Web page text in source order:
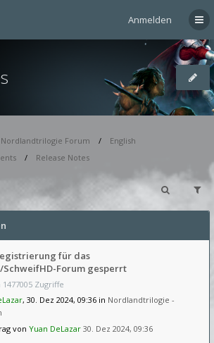
Anmelden
Nordlandtrilogie Forum
English
Release Notes
für das
SchweifHD-Forum gesperrt
Zugriffe
, 30. Dez 2024, 09:36 in Nordlandtrilogie -
von Yuan DeLazar 30. Dez 2024, 09:36